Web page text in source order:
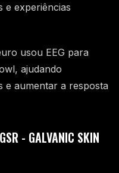
e experiências
usou EEG para
ajudando
e aumentar a resposta
- GALVANIC SKIN